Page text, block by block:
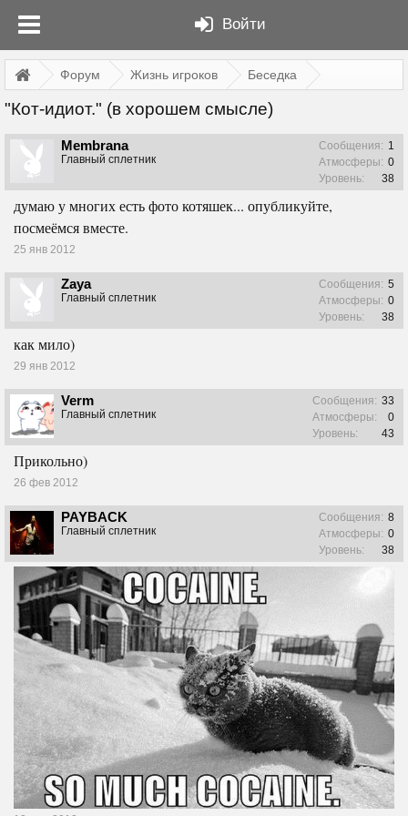
Войти
Форум Жизнь игроков Беседка
"Кот-идиот." (в хорошем смысле)
Membrana
Главный сплетник
Сообщения: 1
Атмосферы: 0
Уровень:
38
думаю у многих есть фото котяшек... опубликуйте,
посмеёмся вместе.
25 янв 2012
Zaya
Главный сплетник
Сообщения: 5
Атмосферы: 0
Уровень:
38
как мило)
29 янв 2012
Verm
Главный сплетник
Сообщения: 33
Атмосферы:
0
Уровень:
43
Прикольно)
26 фев 2012
PAYBACK
Главный сплетник
Сообщения: 8
Атмосферы: 0
Уровень:
38